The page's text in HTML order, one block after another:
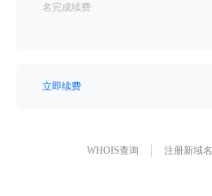
名完成续费
立即续费
WHOIS查询 注册新域名